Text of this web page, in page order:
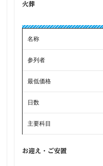
火葬
名称
参列者
最低価格
日数
主要科目
お迎え・ご安置